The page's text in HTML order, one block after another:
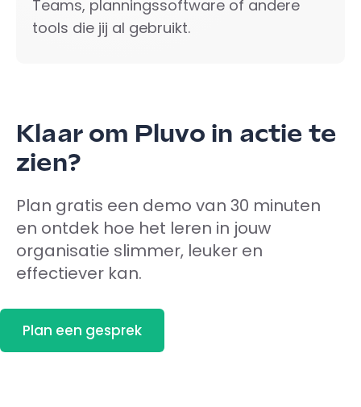
Teams, planningssoftware of andere
tools die jij al gebruikt.
Klaar om Pluvo in actie te
zien?
Plan gratis een demo van 30 minuten
en ontdek hoe het leren in jouw
organisatie slimmer, leuker en
effectiever kan.
Plan een gesprek